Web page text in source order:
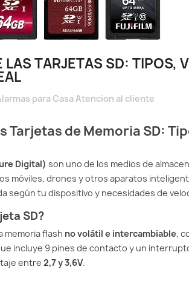
Todo sobre las Tarjetas
SD: Tipos, Velocidades y
Cómo Elegir la Ideal
Descubre todo sobre las
tarjetas SD: tipos,
cómo elegir la mejor para
Leer más
Sola
Leer
LAS TARJETAS SD: TIPOS,
para Casa Atencion al cliente
Tarjetas de Memoria SD:
Digital) son uno de los medios de
móviles, drones y otros aparatos
según tu dispositivo y necesidades de
SD?
memoria flash no volátil e intercambiable,
incluye 9 pines de contacto y un
entre 2,7 y 3,6V.